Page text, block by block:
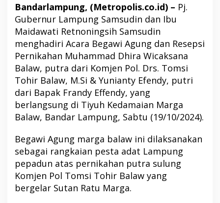
Bandarlampung, (Metropolis.co.id) – Pj.
Gubernur Lampung Samsudin dan Ibu
Maidawati Retnoningsih Samsudin
menghadiri Acara Begawi Agung dan Resepsi
Pernikahan Muhammad Dhira Wicaksana
Balaw, putra dari Komjen Pol. Drs. Tomsi
Tohir Balaw, M.Si & Yunianty Efendy, putri
dari Bapak Frandy Effendy, yang
berlangsung di Tiyuh Kedamaian Marga
Balaw, Bandar Lampung, Sabtu (19/10/2024).
Begawi Agung marga balaw ini dilaksanakan
sebagai rangkaian pesta adat Lampung
pepadun atas pernikahan putra sulung
Komjen Pol Tomsi Tohir Balaw yang
bergelar Sutan Ratu Marga.